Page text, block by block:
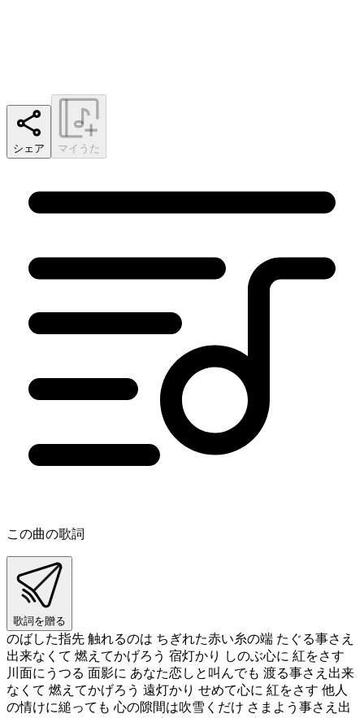
シェア マイうた
この曲の歌詞
歌詞を贈る
のばした指先 触れるのは ちぎれた赤い糸の端 たぐる事さえ
出来なくて 燃えてかげろう 宿灯かり しのぶ心に 紅をさす
川面にうつる 面影に あなた恋しと叫んでも 渡る事さえ出来
なくて 燃えてかげろう 遠灯かり せめて心に 紅をさす 他人
の情けに縋っても 心の隙間は吹雪くだけ さまよう事さえ出